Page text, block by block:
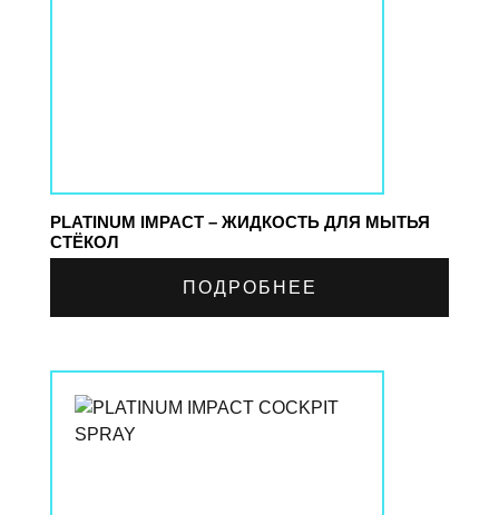
PLATINUM IMPACT – ЖИДКОСТЬ ДЛЯ МЫТЬЯ
СТЁКОЛ
ПОДРОБНЕЕ